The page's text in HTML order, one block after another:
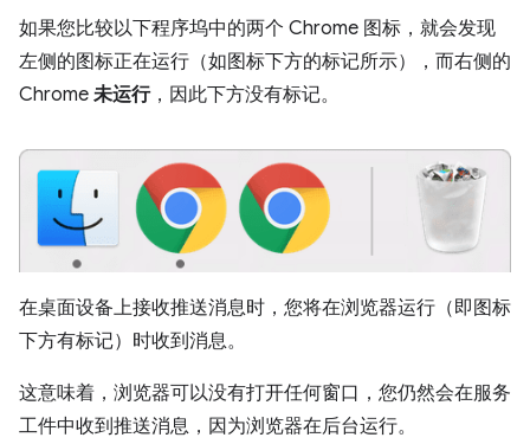
如果您比较以下程序坞中的两个 Chrome 图标，就会发现
左侧的图标正在运行（如图标下方的标记所示），而右侧的
Chrome 未运行，因此下方没有标记。
在桌面设备上接收推送消息时，您将在浏览器运行（即图标
下方有标记）时收到消息。
这意味着，浏览器可以没有打开任何窗口，您仍然会在服务
工件中收到推送消息，因为浏览器在后台运行。